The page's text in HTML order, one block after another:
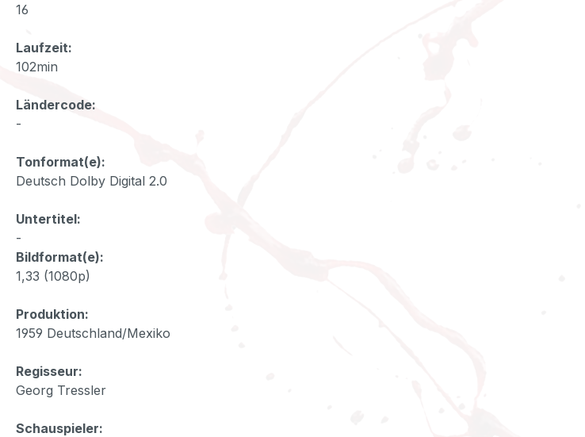
16
Laufzeit:
102min
Ländercode:
-
Tonformat(e):
Deutsch Dolby Digital 2.0
Untertitel:
-
Bildformat(e):
1,33 (1080p)
Produktion:
1959 Deutschland/Mexiko
Regisseur:
Georg Tressler
Schauspieler: